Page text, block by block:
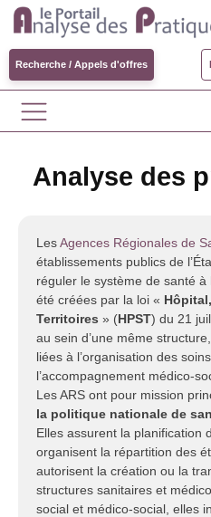
Recherche / Appels d'offres
Analyse des
LesAgences Régionales de
établissements publics de
réguler le système de santé à
été créées par la loi «
Territoires » (HPST) du 21
au sein d’une même
liées à l’organisation des
l’accompagnement médico-
Les ARS ont pour mission
la politique nationale de
Elles assurent la planification
organisent la répartition des
autorisent la création ou la
structures sanitaires et
social et médico-social, elles